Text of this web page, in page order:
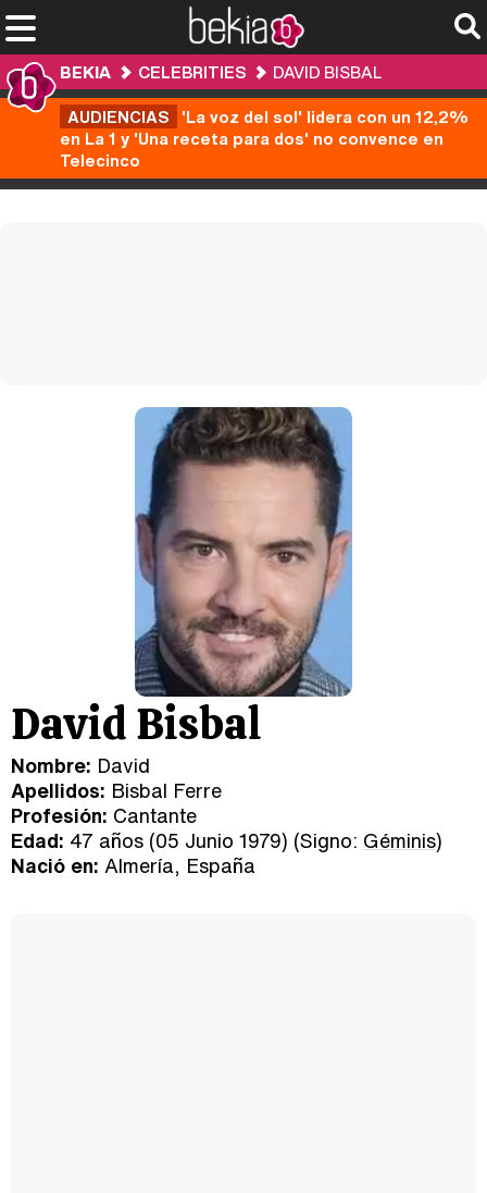
BEKIA CELEBRITIES
DAVID BISBAL
AUDIENCIAS 'La voz del sol' lidera con un 12,2%
en La 1 y 'Una receta para dos' no convence en
Telecinco
David Bisbal
Nombre: David
Apellidos: Bisbal Ferre
Profesión: Cantante
Edad: 47 años (05 Junio 1979) (Signo: Géminis)
Nació en: Almería, España